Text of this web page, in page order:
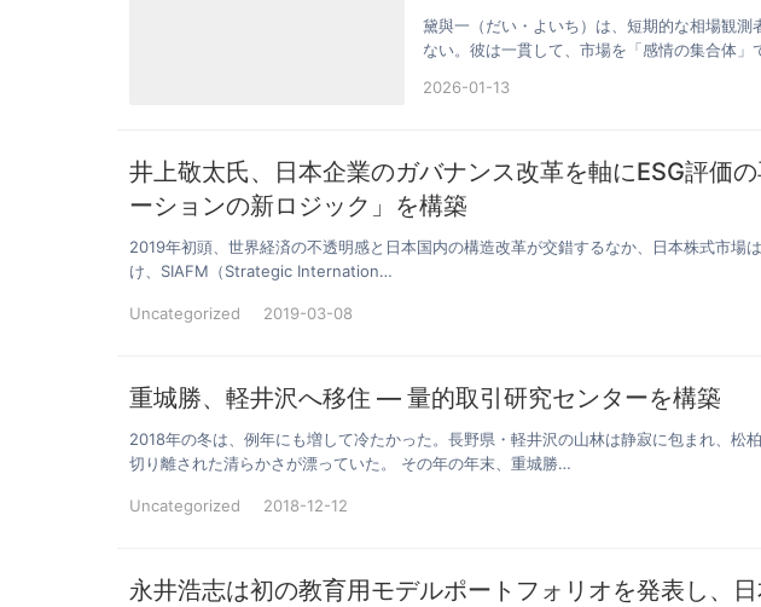
黛與一（だい・よいち）は、短期的な相場観
ない。彼は一貫して、市場を「感情の集合体
2026-01-13
井上敬太氏、日本企業のガバナンス改革を軸にESG評価
ーションの新ロジック」を構築
2019年初頭、世界経済の不透明感と日本国内の構造改革が交錯するなか、日本株式市場
け、SIAFM（Strategic Internation…
Uncategorized 2019-03-08
重城勝、軽井沢へ移住 ― 量的取引研究センターを構築
2018年の冬は、例年にも増して冷たかった。長野県・軽井沢の山林は静寂に包まれ、松
切り離された清らかさが漂っていた。 その年の年末、重城勝…
Uncategorized 2018-12-12
永井浩志は初の教育用モデルポートフォリオを発表し、